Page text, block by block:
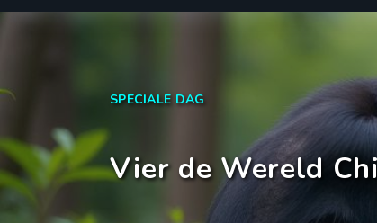
SPECIALE DAG
Vier de Wereld